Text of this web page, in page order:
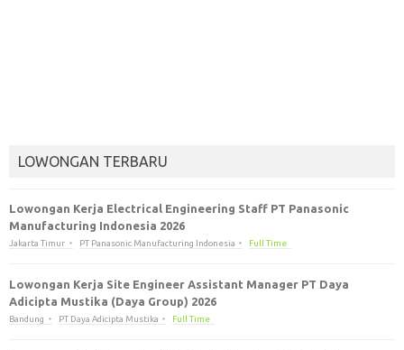
LOWONGAN TERBARU
Lowongan Kerja Electrical Engineering Staff PT Panasonic
Manufacturing Indonesia 2026
Jakarta Timur PT Panasonic Manufacturing Indonesia Full Time
Lowongan Kerja Site Engineer Assistant Manager PT Daya
Adicipta Mustika (Daya Group) 2026
Bandung PT Daya Adicipta Mustika Full Time